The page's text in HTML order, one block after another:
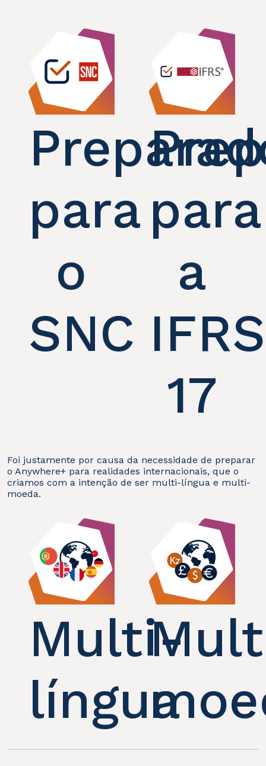
para
o
SNC
para
a
17
Foi justamente por causa da necessidade de preparar
o Anywhere+ para realidades internacionais, que o
criamos com a intenção de ser multi-língua e multi-
moeda.
Multi-
língua